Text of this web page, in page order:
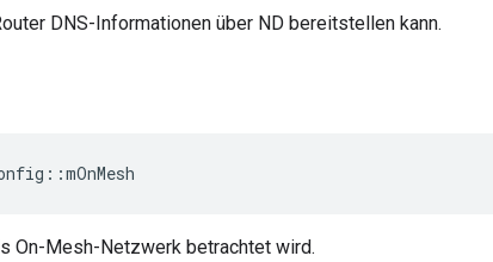
DNS-Informationen über ND bereitstellen kann.
::mOnMesh
On-Mesh-Netzwerk betrachtet wird.